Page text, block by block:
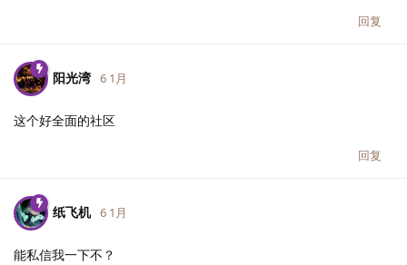
回复
阳光湾 6 1月
这个好全面的社区
回复
纸飞机 6 1月
能私信我一下不？